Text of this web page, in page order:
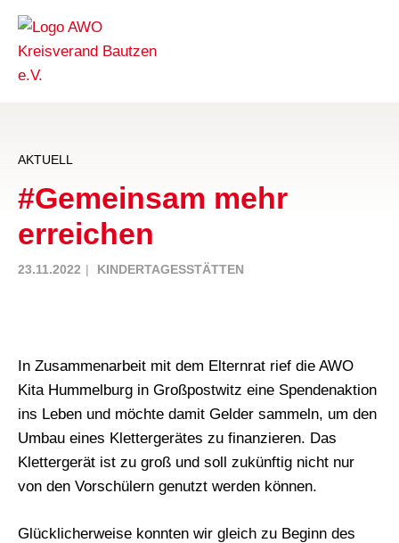
AKTUELL
#Gemeinsam mehr
erreichen
23.11.2022 KINDERTAGESSTÄTTEN
In Zusammenarbeit mit dem Elternrat rief die AWO
Kita Hummelburg in Großpostwitz eine Spendenaktion
ins Leben und möchte damit Gelder sammeln, um den
Umbau eines Klettergerätes zu finanzieren. Das
Klettergerät ist zu groß und soll zukünftig nicht nur
von den Vorschülern genutzt werden können.
Glücklicherweise konnten wir gleich zu Beginn des